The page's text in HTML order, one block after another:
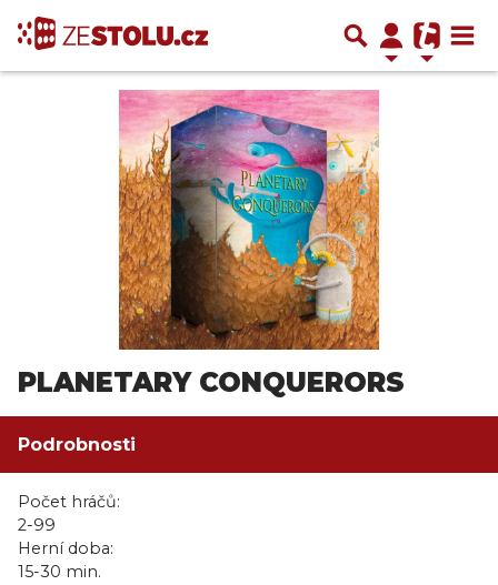
PLANETARY CONQUERORS
Podrobnosti
Počet hráčů:
2-99
Herní doba:
15-30 min.